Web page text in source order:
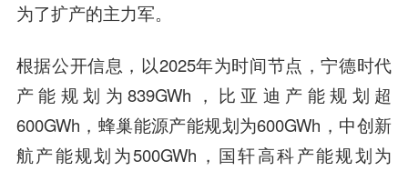
为了扩产的主力军。
根据公开信息，以2025年为时间节点，宁德时代
产能规划为839GWh，比亚迪产能规划超
600GWh，蜂巢能源产能规划为600GWh，中创新
航产能规划为500GWh，国轩高科产能规划为